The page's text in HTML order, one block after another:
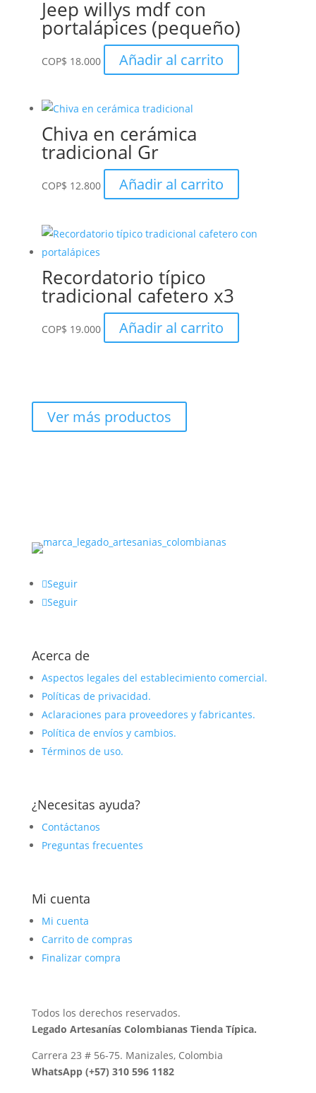
Jeep willys mdf con
portalápices (pequeño)
COP$ 18.000 Añadir al carrito
Chiva en cerámica
tradicional Gr
COP$ 12.800 Añadir al carrito
Recordatorio típico
tradicional cafetero x3
COP$ 19.000 Añadir al carrito
Ver más productos
Seguir
Seguir
Acerca de
Aspectos legales del establecimiento comercial.
Políticas de privacidad.
Aclaraciones para proveedores y fabricantes.
Política de envíos y cambios.
Términos de uso.
¿Necesitas ayuda?
Contáctanos
Preguntas frecuentes
Mi cuenta
Mi cuenta
Carrito de compras
Finalizar compra
Todos los derechos reservados.
Legado Artesanías Colombianas Tienda Típica.
Carrera 23 # 56-75. Manizales, Colombia
WhatsApp (+57) 310 596 1182